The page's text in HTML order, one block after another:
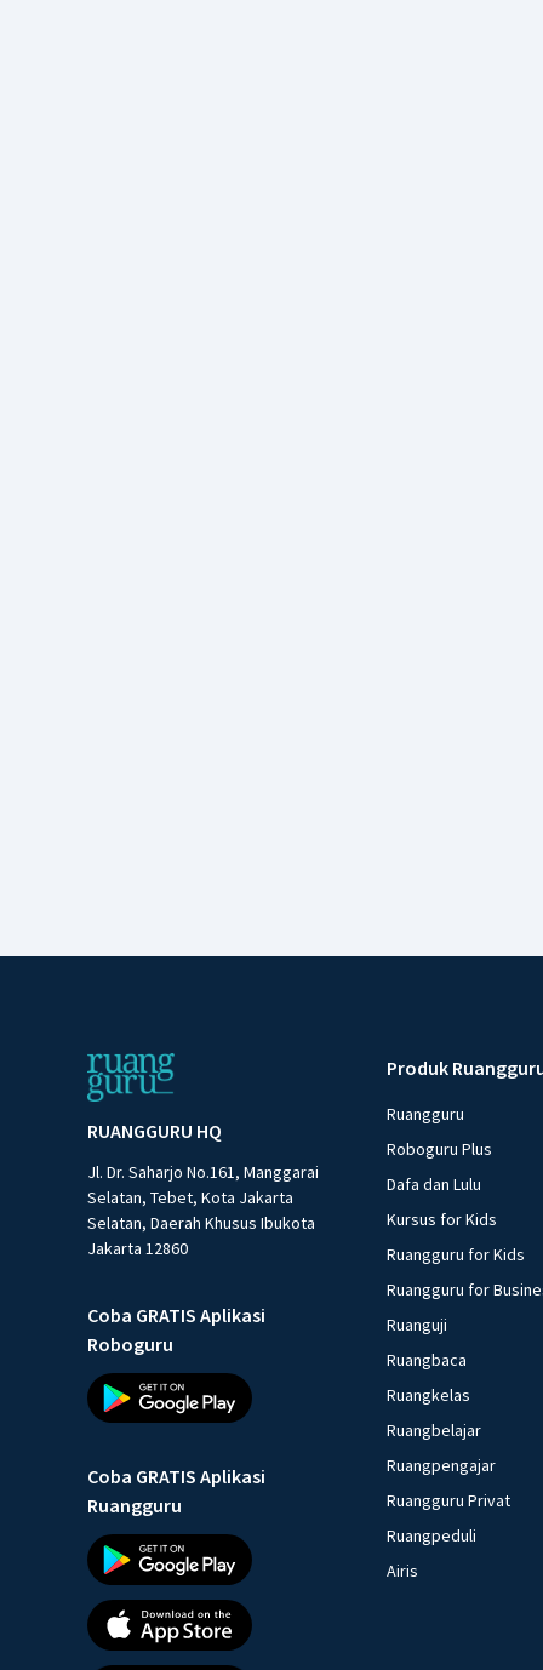
RUANGGURU HQ
Jl. Dr. Saharjo No.161, Manggarai
Selatan, Tebet, Kota Jakarta
Selatan, Daerah Khusus Ibukota
Jakarta 12860
Coba GRATIS Aplikasi
Roboguru
Coba GRATIS Aplikasi
Ruangguru
Produk
Ruangguru
Roboguru Plus
Dafa dan Lulu
Kursus for Kids
Ruangguru for Kids
Ruangguru for
Ruanguji
Ruangbaca
Ruangkelas
Ruangbelajar
Ruangpengajar
Ruangguru Privat
Ruangpeduli
Airis